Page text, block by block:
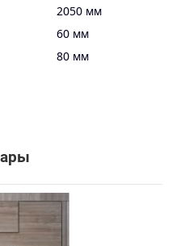
2050 мм
60 мм
80 мм